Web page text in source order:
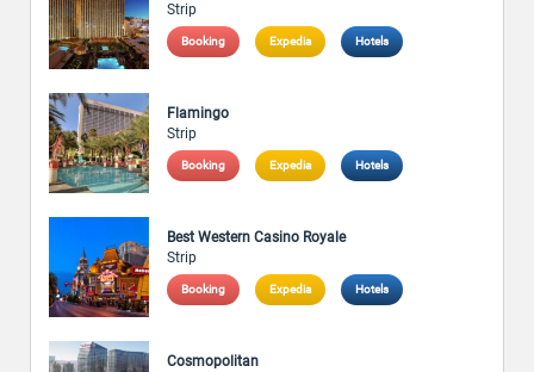
Strip
Booking Expedia Hotels
Flamingo
Strip
Booking Expedia Hotels
Best Western Casino Royale
Strip
Booking Expedia Hotels
Cosmopolitan